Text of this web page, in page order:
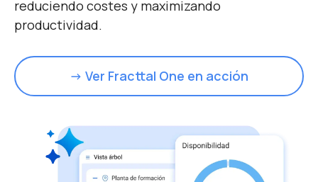
reduciendo costes y maximizando
productividad.
→ Ver Fracttal One en acción